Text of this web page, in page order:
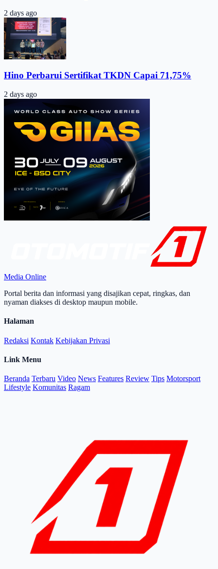
2 days ago
Hino Perbarui Sertifikat TKDN Capai 71,75%
2 days ago
Media Online
Portal berita dan informasi yang disajikan cepat, ringkas, dan
nyaman diakses di desktop maupun mobile.
Halaman
Redaksi Kontak Kebijakan Privasi
Link Menu
Beranda Terbaru Video News Features Review Tips Motorsport
Lifestyle Komunitas Ragam